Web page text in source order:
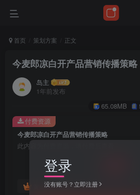
首页 策划方案 正文
今麦郎凉白开产品营销传播策略
岛主
1年前发布
65.08MB
今麦郎凉白开产品营销传播策略
此内容为付费资源，请付费后查看
黄金会员免费
付费资源
登录
没有账号？立即注册